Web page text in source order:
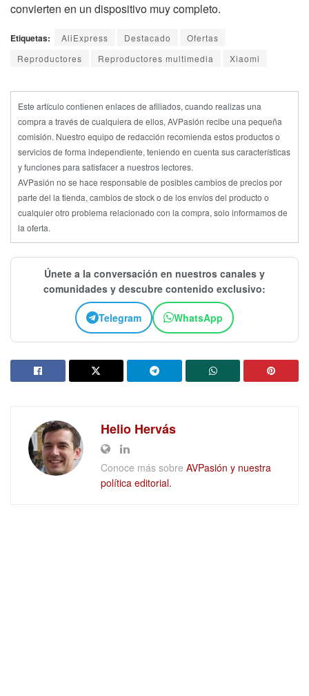
convierten en un dispositivo muy completo.
Etiquetas: AliExpress Destacado
Ofertas
Reproductores
Reproductores multimedia Xiaomi
Este artículo contienen enlaces de afiliados, cuando realizas una
compra a través de cualquiera de ellos, AVPasión recibe una pequeña
comisión. Nuestro equipo de redacción recomienda estos productos o
servicios de forma independiente, teniendo en cuenta sus características
y funciones para satisfacer a nuestros lectores.
AVPasión no se hace responsable de posibles cambios de precios por
parte del la tienda, cambios de stock o de los envíos del producto o
cualquier otro problema relacionado con la compra, solo informamos de
la oferta.
Únete a la conversación en nuestros canales y
comunidades y descubre contenido exclusivo:
Telegram WhatsApp
Helio Hervás
Conoce más sobre AVPasión y nuestra
política editorial.